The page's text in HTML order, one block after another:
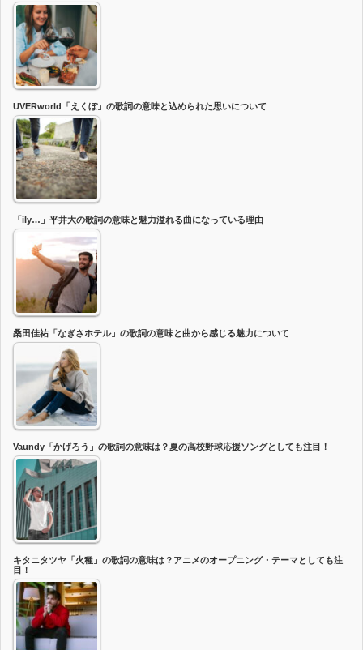
UVERworld「えくぼ」の歌詞の意味と込められた思いについて
「ily…」平井大の歌詞の意味と魅力溢れる曲になっている理由
桑田佳祐「なぎさホテル」の歌詞の意味と曲から感じる魅力について
Vaundy「かげろう」の歌詞の意味は？夏の高校野球応援ソングとしても注目！
キタニタツヤ「火種」の歌詞の意味は？アニメのオープニング・テーマとしても注
目！